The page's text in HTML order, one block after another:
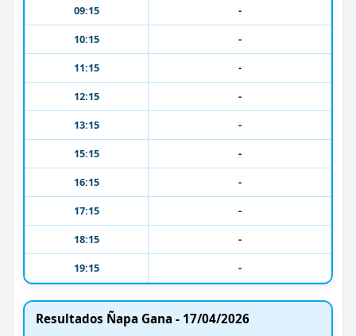
09:15
-
10:15
-
11:15
-
12:15
-
13:15
-
15:15
-
16:15
-
17:15
-
18:15
-
19:15
-
Resultados Ñapa Gana - 17/04/2026